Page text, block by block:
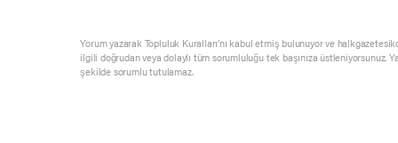
Yorum yazarak Topluluk Kuralları’nı kabul etmiş bulunuyor ve
ilgili doğrudan veya dolaylı tüm sorumluluğu tek başınıza üstleniyorsunuz.
şekilde sorumlu tutulamaz.